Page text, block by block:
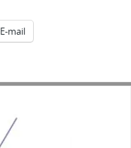
E-mail